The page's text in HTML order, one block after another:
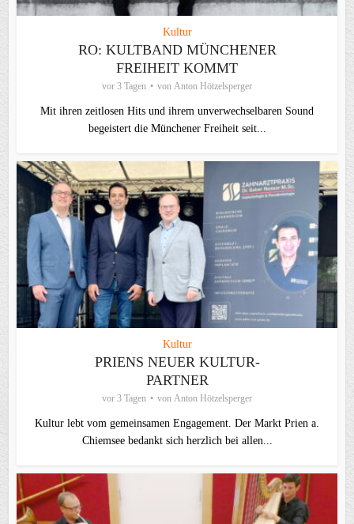
Kultur
RO: KULTBAND MÜNCHENER
FREIHEIT KOMMT
vor 3 Tagen von Anton Hötzelsperger
Mit ihren zeitlosen Hits und ihrem unverwechselbaren Sound
begeistert die Münchener Freiheit seit...
Kultur
PRIENS NEUER KULTUR-
PARTNER
vor 3 Tagen von Anton Hötzelsperger
Kultur lebt vom gemeinsamen Engagement. Der Markt Prien a.
Chiemsee bedankt sich herzlich bei allen...